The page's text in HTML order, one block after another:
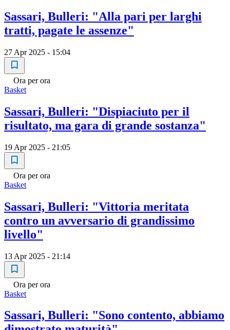
Sassari, Bulleri: "Alla pari per larghi
tratti, pagate le assenze"
27 Apr 2025 - 15:04
Ora per ora
Basket
Sassari, Bulleri: "Dispiaciuto per il
risultato, ma gara di grande sostanza"
19 Apr 2025 - 21:05
Ora per ora
Basket
Sassari, Bulleri: "Vittoria meritata
contro un avversario di grandissimo
livello"
13 Apr 2025 - 21:14
Ora per ora
Basket
Sassari, Bulleri: "Sono contento, abbiamo